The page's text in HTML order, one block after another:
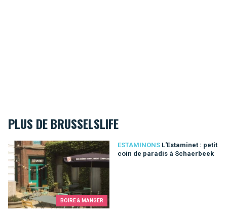
PLUS DE BRUSSELSLIFE
BOIRE & MANGER
ESTAMINONS L'Estaminet : petit
coin de paradis à Schaerbeek
L'Estaminet : petit coin de paradis à Schaerbeek